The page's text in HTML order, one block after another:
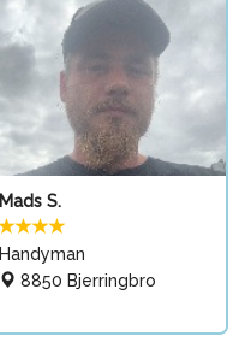
Mads S.
Handyman
8850 Bjerringbro